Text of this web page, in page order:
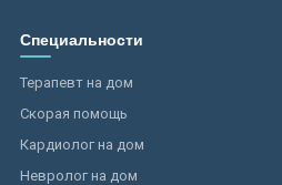
Специальности
Терапевт на дом
Скорая помощь
Кардиолог на дом
Невролог на дом